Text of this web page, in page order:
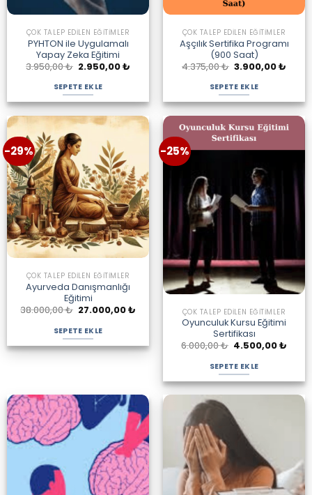
ÇOK TALEP EDILEN EĞITIMLER
PYHTON ile Uygulamalı
Yapay Zeka Eğitimi
3.950,00₺ Orijinal
fiyat:
3.950,00 ₺.
2.950,00₺Şu
SEPETE EKLE
ÇOK TALEP EDILEN EĞITIMLER
Aşçılık Sertifika Programı
(900 Saat)
4.375,00₺ Orijinal
fiyat:
4.375,00 ₺.
3.900,00₺Şu
SEPETE EKLE
-29%
ÇOK TALEP EDILEN EĞITIMLER
Ayurveda Danışmanlığı
Eğitimi
38.000,00₺ Orijinal
38.000,00 ₺.
27.000,00₺Şu
SEPETE EKLE
-25%
ÇOK TALEP EDILEN EĞITIMLER
Oyunculuk Kursu Eğitimi
Sertifikası
6.000,00₺ Orijinal
6.000,00 ₺.
4.500,00₺Şu
SEPETE EKLE